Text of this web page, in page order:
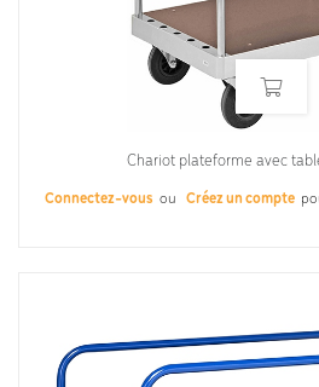
Chariot plateforme avec
Connectez-vous ou Créez un compte